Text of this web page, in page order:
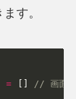
す。
= [ ] // 画面の